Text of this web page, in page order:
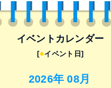
イベントカレンダー
[●イベント日]
2026年 08月